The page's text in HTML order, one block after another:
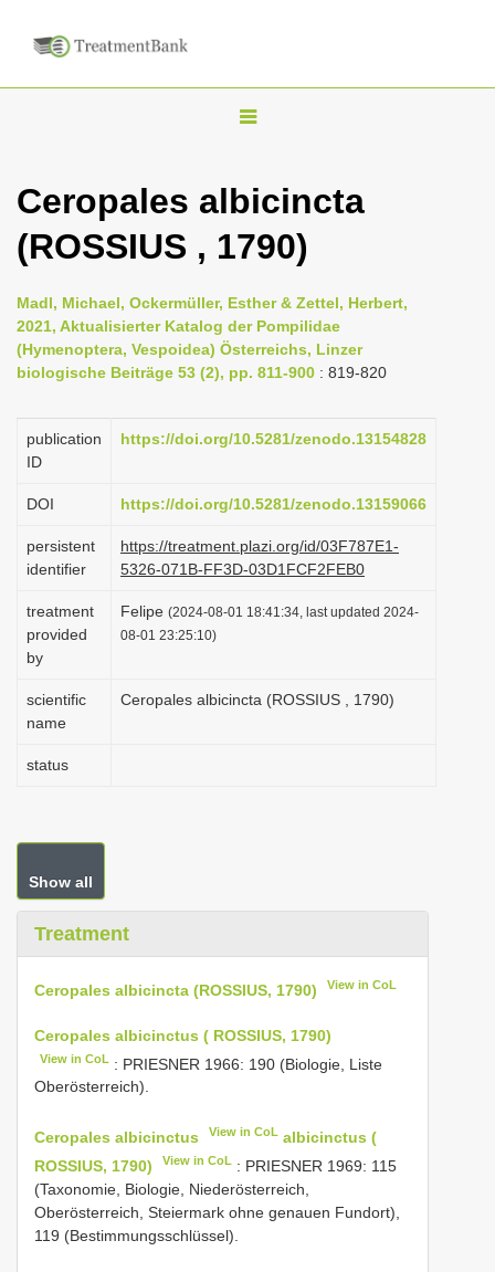
T
g
l
n
a
g
o
n
Ceropales albicincta
(ROSSIUS , 1790)
Madl, Michael, Ockermüller, Esther & Zettel, Herbert,
2021, Aktualisierter Katalog der Pompilidae
(Hymenoptera, Vespoidea) Österreichs, Linzer
biologische Beiträge 53 (2), pp. 811-900 : 819-820
publication
ID
https://doi.org/10.5281/zenodo.13154828
DOI https://doi.org/10.5281/zenodo.13159066
persistent
identifier
https://treatment.plazi.org/id/03F787E1-
5326-071B-FF3D-03D1FCF2FEB0
treatment
provided
by
Felipe (2024-08-01 18:41:34, last updated 2024-
08-01 23:25:10)
scientific
name
Ceropales albicincta (ROSSIUS , 1790)
status
Show all
Treatment
Ceropales albicincta (ROSSIUS, 1790) View in CoL
Ceropales albicinctus ( ROSSIUS, 1790)
View in CoL : PRIESNER 1966: 190 (Biologie, Liste
Oberösterreich).
Ceropales albicinctus View in CoL albicinctus (
ROSSIUS, 1790)
View in CoL : PRIESNER 1969: 115
(Taxonomie, Biologie, Niederösterreich,
Oberösterreich, Steiermark ohne genauen Fundort),
119 (Bestimmungsschlüssel).